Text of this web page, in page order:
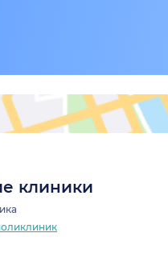
клиники